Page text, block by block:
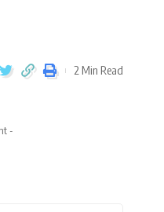
2 Min Read
-